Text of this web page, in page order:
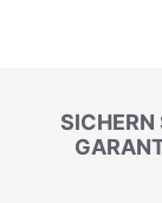
SICHERN